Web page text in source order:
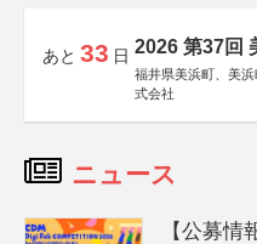
あと 33 日 2026 第37回
福井県美浜町、美
式会社
ニュース
【公募